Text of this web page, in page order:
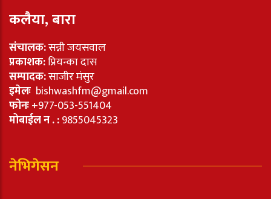
कलैया, बारा
संचालक:सन्नी जयसवाल
प्रकाशक:प्रियन्का दास
सम्पादक:साजीर मंसुर
इमेलः bishwashfm@gmail.com
फोनः+977-053-551404
मोबाईल न . :9855045323
नेभिगेसन